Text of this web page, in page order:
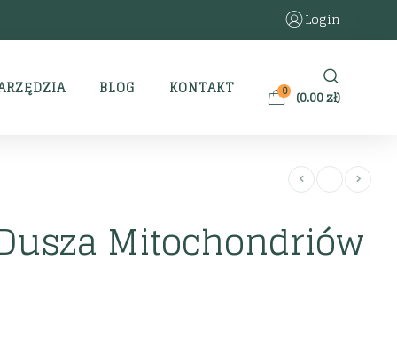
Login
BLOG KONTAKT 0 (0.00zł)
Mitochondriów